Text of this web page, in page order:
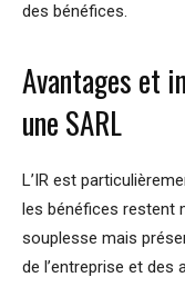
des bénéfices.
Avantages et
une SARL
L’IR est
les bénéfices restent
souplesse mais
de l’entreprise et des